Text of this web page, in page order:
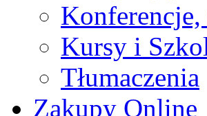
Kursy i
Tłumaczenia
Zakupy Online